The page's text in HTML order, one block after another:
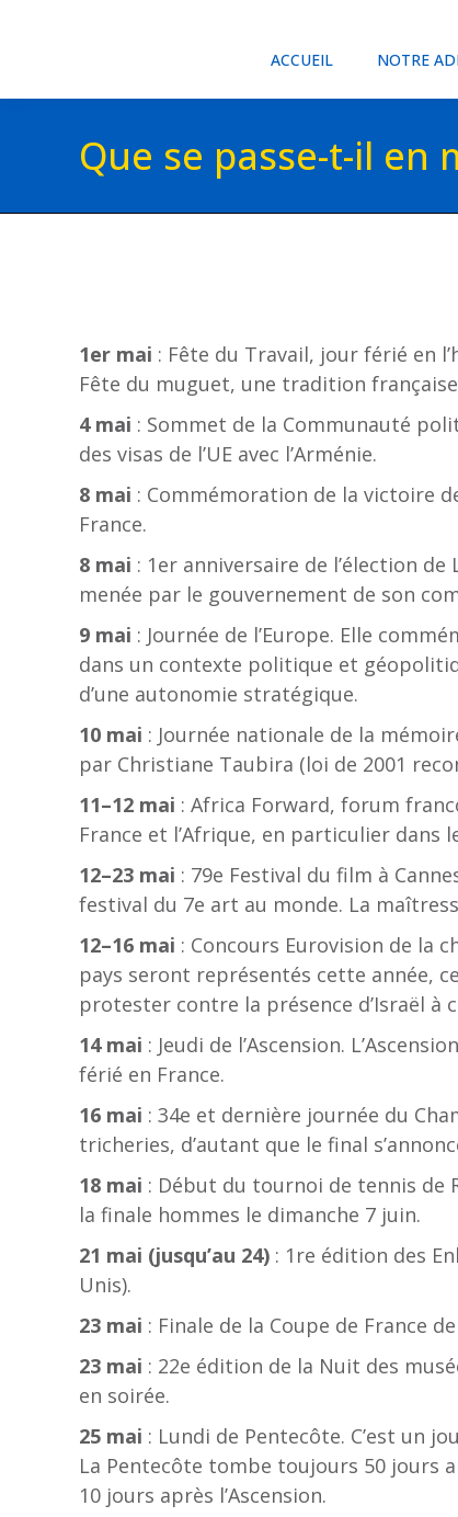
ACCUEIL NOTRE
Que se passe-t-il en
1er mai : Fête du Travail, jour férié en
Fête du muguet, une tradition
4 mai : Sommet de la Communauté
des visas de l’UE avec l’Arménie.
8 mai : Commémoration de la victoire
France.
8 mai : 1er anniversaire de l’élection
menée par le gouvernement de son
9 mai : Journée de l’Europe. Elle
dans un contexte politique et
d’une autonomie stratégique.
10 mai : Journée nationale de la
par Christiane Taubira (loi de 2001
11–12 mai : Africa Forward, forum
France et l’Afrique, en particulier dans
12–23 mai : 79e Festival du film à
festival du 7e art au monde. La
12–16 mai : Concours Eurovision de la
pays seront représentés cette année,
protester contre la présence d’Israël à
14 mai : Jeudi de l’Ascension.
férié en France.
16 mai : 34e et dernière journée du
tricheries, d’autant que le final
18 mai : Début du tournoi de tennis de
la finale hommes le dimanche 7 juin.
21 mai (jusqu’au 24) : 1re édition des
Unis).
23 mai : Finale de la Coupe de France
23 mai : 22e édition de la Nuit des
en soirée.
25 mai : Lundi de Pentecôte. C’est un
La Pentecôte tombe toujours 50 jours
10 jours après l’Ascension.